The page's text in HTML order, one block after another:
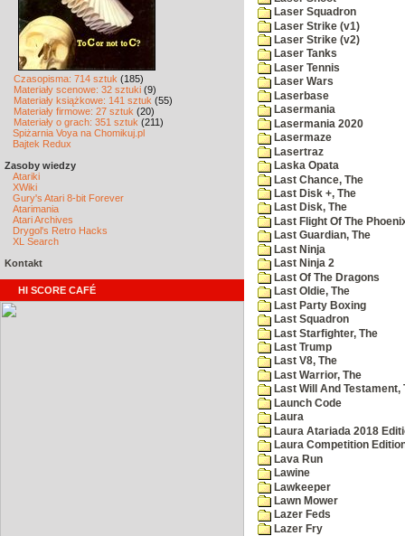
Czasopisma: 714 sztuk (185)
Materiały scenowe: 32 sztuki (9)
Materiały książkowe: 141 sztuk (55)
Materiały firmowe: 27 sztuk (20)
Materiały o grach: 351 sztuk (211)
Spiżarnia Voya na Chomikuj.pl
Bajtek Redux
Zasoby wiedzy
Atariki
XWiki
Gury's Atari 8-bit Forever
Atarimania
Atari Archives
Drygol's Retro Hacks
XL Search
Kontakt
HI SCORE CAFÉ
Laser Squadron
Laser Strike (v1)
Laser Strike (v2)
Laser Tanks
Laser Tennis
Laser Wars
Laserbase
Lasermania
Lasermania 2020
Lasermaze
Lasertraz
Laska Opata
Last Chance, The
Last Disk +, The
Last Disk, The
Last Flight Of The
Last Guardian, The
Last Ninja
Last Ninja 2
Last Of The Dragons
Last Oldie, The
Last Party Boxing
Last Squadron
Last Starfighter, The
Last Trump
Last V8, The
Last Warrior, The
Last Will And Testament,
Launch Code
Laura
Laura Atariada 2018
Laura Competition
Lava Run
Lawine
Lawkeeper
Lawn Mower
Lazer Feds
Lazer Fry